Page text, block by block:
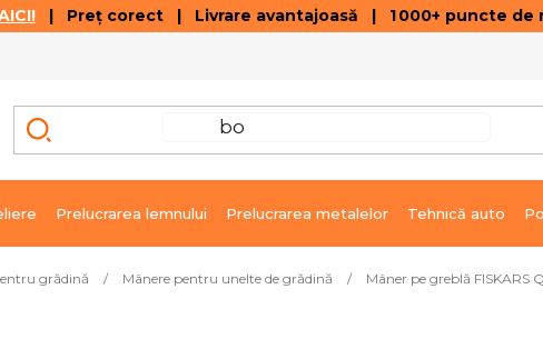
| Preț corect | Livrare avantajoasă | 1 000+ puncte de
Prelucrarea lemnului Prelucrarea metalelor Tehnică auto
grădină / Mânere pentru unelte de grădină / Mâner pe greblă FISKARS